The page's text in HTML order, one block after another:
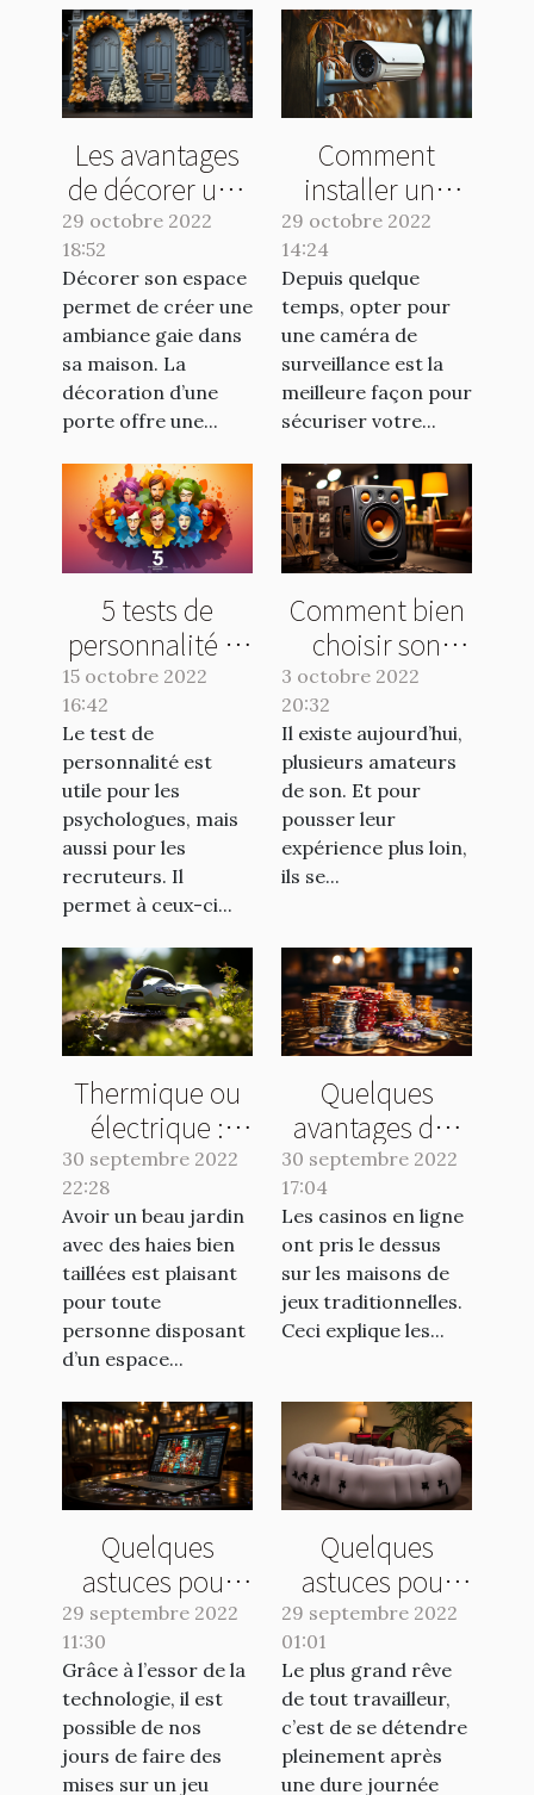
Les avantages
de décorer une
porte
29 octobre 2022
18:52
Décorer son espace
permet de créer une
ambiance gaie dans
sa maison. La
décoration d’une
porte offre une...
Comment
installer une
caméra de
surveillance
sans fil ?
29 octobre 2022
14:24
Depuis quelque
temps, opter pour
une caméra de
surveillance est la
meilleure façon pour
sécuriser votre...
5 tests de
personnalité et
leurs avantages
15 octobre 2022
16:42
Le test de
personnalité est
utile pour les
psychologues, mais
aussi pour les
recruteurs. Il
permet à ceux-ci...
Comment bien
choisir son
caisson de
3 octobre 2022
20:32
Il existe aujourd’hui,
plusieurs amateurs
de son. Et pour
pousser leur
expérience plus loin,
ils se...
Thermique ou
électrique :
quelle taille
haie choisir ?
30 septembre 2022
22:28
Avoir un beau jardin
avec des haies bien
taillées est plaisant
pour toute
personne disposant
d’un espace...
Quelques
avantages des
casinos en ligne
30 septembre 2022
17:04
Les casinos en ligne
ont pris le dessus
sur les maisons de
jeux traditionnelles.
Ceci explique les...
Quelques
astuces pour
choisir un bon
site de pari
sportif
29 septembre 2022
11:30
Grâce à l’essor de la
technologie, il est
possible de nos
jours de faire des
mises sur un jeu
Quelques
astuces pour
bien choisir son
gonflable
29 septembre 2022
01:01
Le plus grand rêve
de tout travailleur,
c’est de se détendre
pleinement après
une dure journée